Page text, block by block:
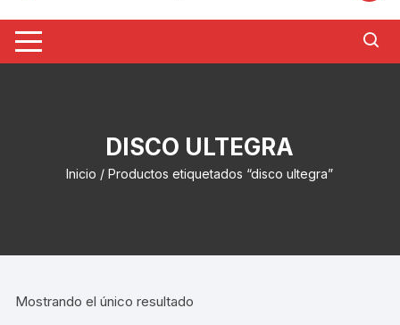
DISCO ULTEGRA
Inicio / Productos etiquetados “disco ultegra”
Mostrando el único resultado